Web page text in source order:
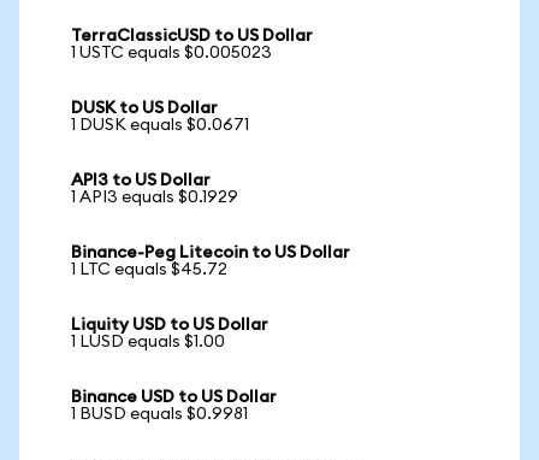
TerraClassicUSD to US Dollar
1 USTC equals $0.005023
DUSK to US Dollar
1 DUSK equals $0.0671
API3 to US Dollar
1 API3 equals $0.1929
Binance-Peg Litecoin to US Dollar
1 LTC equals $45.72
Liquity USD to US Dollar
1 LUSD equals $1.00
Binance USD to US Dollar
1 BUSD equals $0.9981